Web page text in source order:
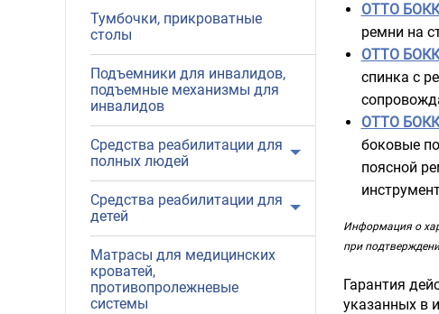
Тумбочки, прикроватные
столы
Подъемники для инвалидов,
подъемные механизмы для
инвалидов
Средства реабилитации для
полных людей
Средства реабилитации для
детей
Матрасы для медицинских
кроватей,
противопролежневые
системы
ОТТО БОКК
ремни на
ОТТО БОКК
спинка с
ОТТО БОКК
боковые
поясной
Информация о
при
Гарантия
указанных в